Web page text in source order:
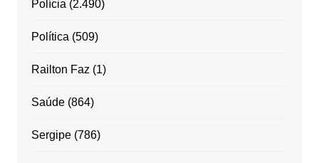
Polícia (2.490)
Política (509)
Railton Faz (1)
Saúde(864)
Sergipe(786)